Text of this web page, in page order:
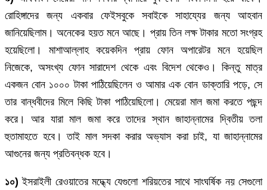
রোহিঙ্গাদের জন্য একবার ফেইসবুকে সবাইকে সাহায্যের জন্য আহবান
জানিয়েছিলাম। অনেকের হয়ত মনে আছে। প্রায় তিন লক্ষ টাকার মতো সংগ্রহ
হয়েছিলো। মাশাআল্লাহ কয়েকদিন প্রায় ফোন অপারেটর মনে হয়েছিল
নিজেকে, অসংখ্য ফোন সারাদেশ থেকে এবং বিদেশ থেকেও। কিন্তু মাত্র
একজন বোন ১০০০ টাকা পাঠিয়েছিলেন ও আমার এক বোন ডাক্তারি পড়ে, সে
তার বান্ধবীদের মিলে কিছি টাকা পাঠিয়েছিলো। মেয়েরা মাল জমা করতে পছন্দ
করে। আর যারা মাল জমা করে তাদের স্থান জাহান্নামের দ্বিতীয় তলা
হুতামাহতে হবে। তাই মাল সদকা করার অভ্যাস করা চাই, যা জাহান্নামের
আগুনের জন্য প্রতিবন্ধক হবে।
১০) ইসরাইলী রেওয়াতের মদ্ধ্যে যেগুলো শরিয়তের সাথে সাংঘর্ষিক নয় সেগুলো